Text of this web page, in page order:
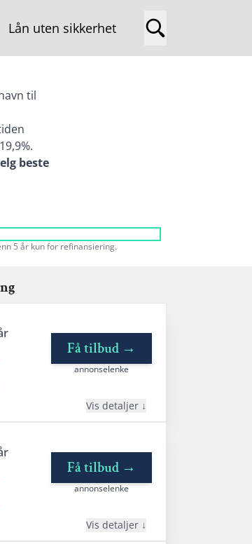
Lån uten sikkerhet
til
beste
5 år kun for refinansiering.
Få tilbud →
annonselenke
Vis detaljer
1 - 15 år
495 -1500 kr
kr
Få tilbud →
annonselenke
Vis detaljer